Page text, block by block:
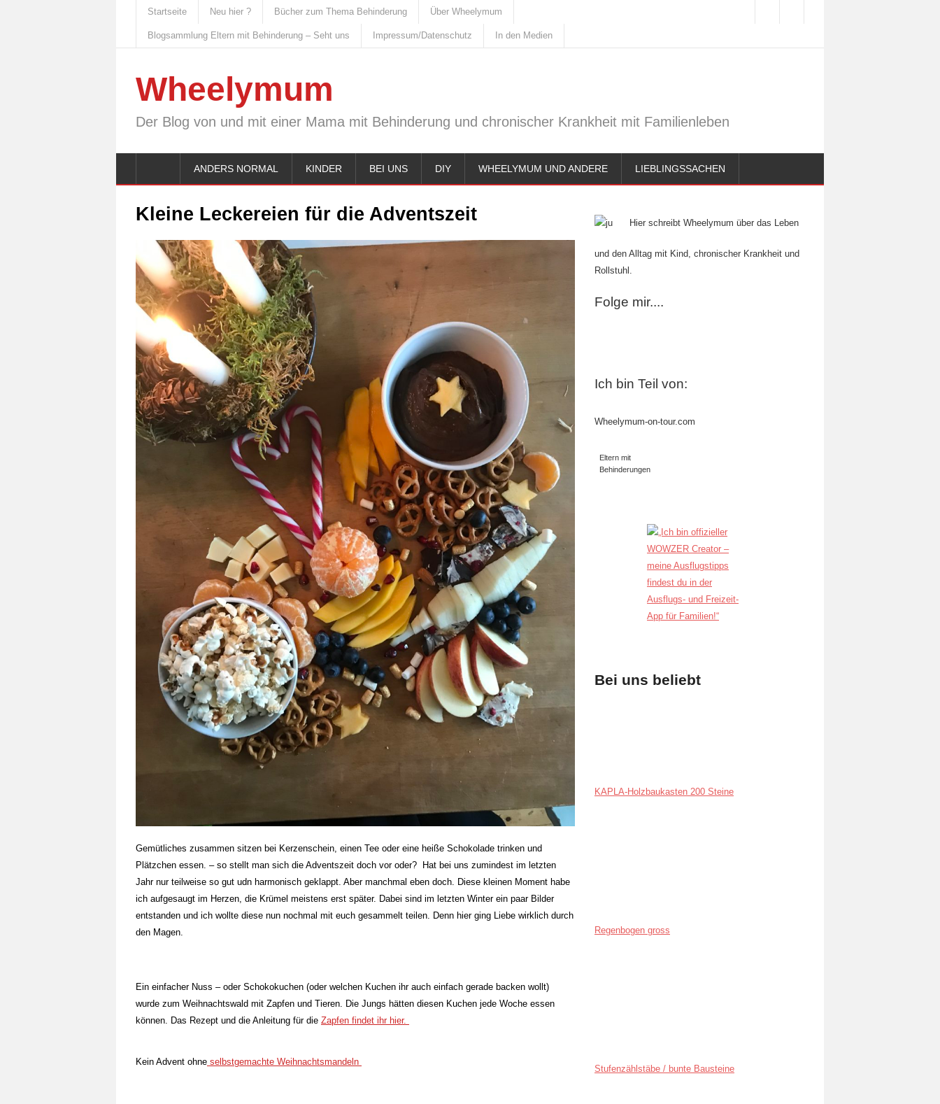
Startseite Neu hier ? Bücher zum Thema Behinderung Über Wheelymum
Blogsammlung Eltern mit Behinderung – Seht uns Impressum/Datenschutz In den Medien
Wheelymum
Der Blog von und mit einer Mama mit Behinderung und chronischer Krankheit mit Familienleben
ANDERS NORMAL KINDER BEI UNS DIY WHEELYMUM UND ANDERE LIEBLINGSSACHEN
Kleine Leckereien für die Adventszeit
Gemütliches zusammen sitzen bei Kerzenschein, einen Tee oder eine heiße Schokolade trinken und
Plätzchen essen. – so stellt man sich die Adventszeit doch vor oder? Hat bei uns zumindest im letzten
Jahr nur teilweise so gut udn harmonisch geklappt. Aber manchmal eben doch. Diese kleinen Moment habe
ich aufgesaugt im Herzen, die Krümel meistens erst später. Dabei sind im letzten Winter ein paar Bilder
entstanden und ich wollte diese nun nochmal mit euch gesammelt teilen. Denn hier ging Liebe wirklich durch
den Magen.
Ein einfacher Nuss – oder Schokokuchen (oder welchen Kuchen ihr auch einfach gerade backen wollt)
wurde zum Weihnachtswald mit Zapfen und Tieren. Die Jungs hätten diesen Kuchen jede Woche essen
können. Das Rezept und die Anleitung für die Zapfen findet ihr hier.
Kein Advent ohne selbstgemachte Weihnachtsmandeln
Hier schreibt Wheelymum über das Leben
und den Alltag mit Kind, chronischer Krankheit und
Rollstuhl.
Folge mir....
Ich bin Teil von:
Wheelymum-on-tour.com
Eltern mit
Behinderungen
Bei uns beliebt
KAPLA-Holzbaukasten 200 Steine
Regenbogen gross
Stufenzählstäbe / bunte Bausteine